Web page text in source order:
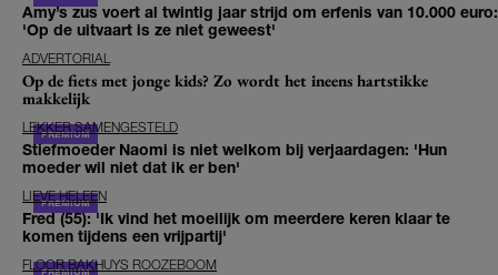
Amy’s zus voert al twintig jaar strijd om erfenis van 10.000 euro:
'Op de uitvaart is ze niet geweest'
ADVERTORIAL
Op de fiets met jonge kids? Zo wordt het ineens hartstikke
makkelijk
LEKKER SAMENGESTELD
Stiefmoeder Naomi is niet welkom bij verjaardagen: 'Hun
moeder wil niet dat ik er ben'
LIEVE HELEEN
Fred (55): 'Ik vind het moeilijk om meerdere keren klaar te
komen tijdens een vrijpartij'
FLOOR BAKHUYS ROOZEBOOM